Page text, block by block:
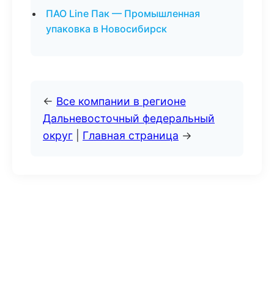
ПАО Line Пак — Промышленная
упаковка в Новосибирск
← Все компании в регионе
Дальневосточный федеральный
округ
Главная страница →